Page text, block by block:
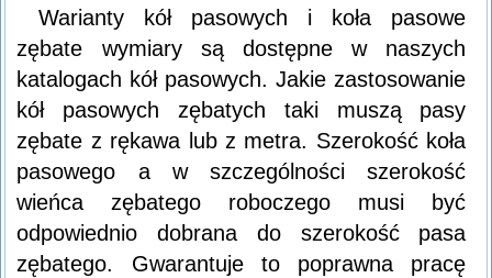
Warianty kół pasowych i koła pasowe
zębate wymiary są dostępne w naszych
katalogach kół pasowych. Jakie zastosowanie
kół pasowych zębatych taki muszą pasy
zębate z rękawa lub z metra. Szerokość koła
pasowego a w szczególności szerokość
wieńca zębatego roboczego musi być
odpowiednio dobrana do szerokość pasa
zębatego. Gwarantuje to poprawna pracę